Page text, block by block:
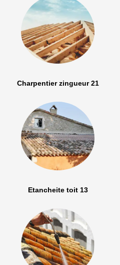
Charpentier zingueur 21
Etancheite toit 13